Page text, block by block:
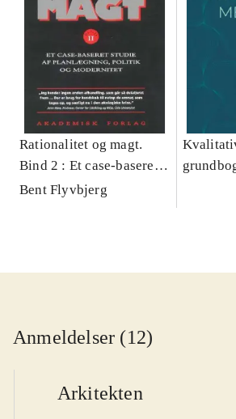
Rationalitet og magt.
Bind 2 : Et case-baseret
studie af planlægning,
Bent Flyvbjerg
Anmeldelser (12)
Arkitekten